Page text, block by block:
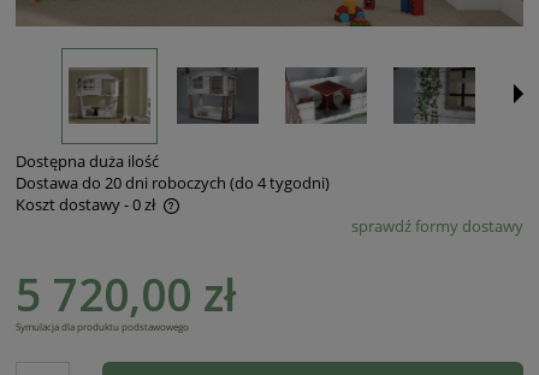
Dostępna duża ilość
Dostawa do 20 dni roboczych (do 4 tygodni)
Koszt dostawy - 0 zł
Cena nie zawiera ewentualnych kosztów płatnościsprawdź formy dostawy
5 720,00 zł
Symulacja dla produktu podstawowego